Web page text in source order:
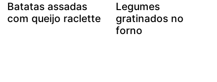
Batatas assadas
com queijo raclette
Legumes
gratinados no
forno